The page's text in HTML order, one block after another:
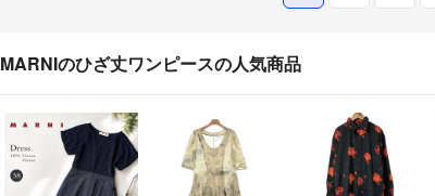
MARNIのひざ丈ワンピースの人気商品